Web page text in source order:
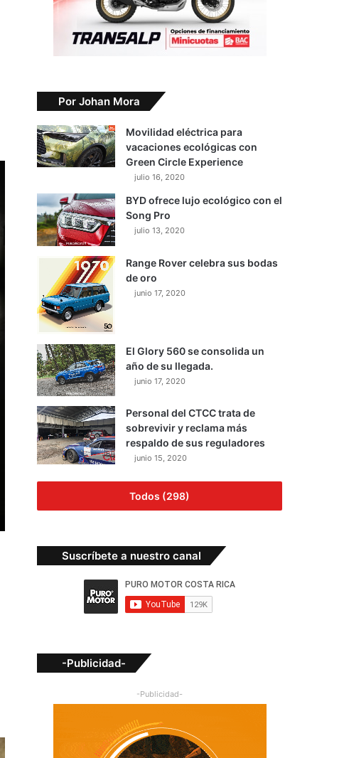
Por Johan Mora
Movilidad eléctrica para
vacaciones ecológicas con
Green Circle Experience
julio 16, 2020
BYD ofrece lujo ecológico con el
Song Pro
julio 13, 2020
Range Rover celebra sus bodas
de oro
junio 17, 2020
El Glory 560 se consolida un
año de su llegada.
junio 17, 2020
Personal del CTCC trata de
sobrevivir y reclama más
respaldo de sus reguladores
junio 15, 2020
Todos (298)
Suscríbete a nuestro canal
-Publicidad-
-Publicidad-